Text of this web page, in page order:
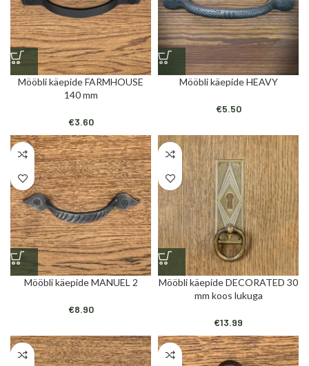
Mööbli käepide FARMHOUSE
140 mm
€3.60
Mööbli käepide HEAVY
€5.50
Mööbli käepide MANUEL 2
€8.90
Mööbli käepide DECORATED 30
mm koos lukuga
€13.99